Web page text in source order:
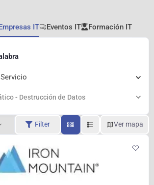
IT Eventos IT Formación IT
- Destrucción de Datos
Filter Ver mapa